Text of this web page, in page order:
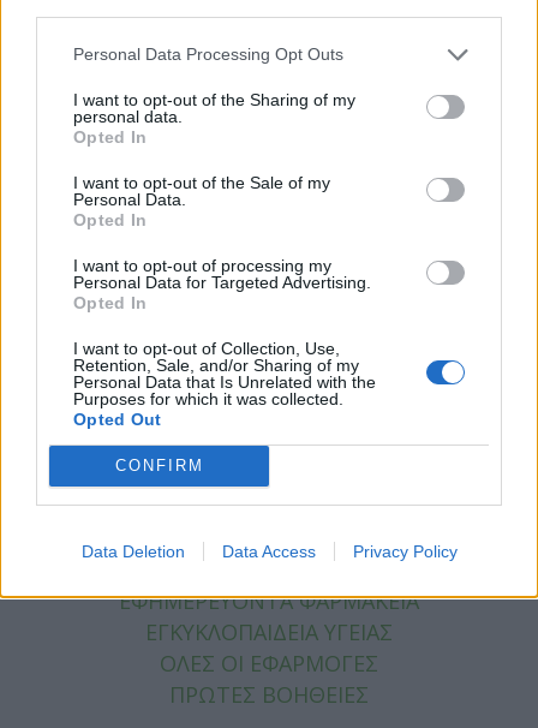
Personal Data Processing Opt Outs
I want to opt-out of the Sharing of my
personal data.
Opted In
I want to opt-out of the Sale of my
Personal Data.
Opted In
I want to opt-out of processing my
Personal Data for Targeted Advertising.
Opted In
I want to opt-out of Collection, Use,
Retention, Sale, and/or Sharing of my
Personal Data that Is Unrelated with the
Purposes for which it was collected.
Opted Out
CONFIRM
Data Deletion Data Access Privacy Policy
Tags:ΒΙΑ,ΝΟΣΗΛΕΥΤΗΣ
ΕΙΔΗΣΕΙΣ
ΠΑΙΔΙ
ΨΥΧΙΚΗ ΥΓΕΙΑ
ΕΠΙΧΕΙΡΕΙΝ
TIPS
HEALTH TALKS
ΕΦΗΜΕΡΕΥΟΝΤΑ ΝΟΣΟΚΟΜΕΙΑ
ΕΦΗΜΕΡΕΥΟΝΤΑ ΦΑΡΜΑΚΕΙΑ
ΕΓΚΥΚΛΟΠΑΙΔΕΙΑ ΥΓΕΙΑΣ
ΟΛΕΣ ΟΙ ΕΦΑΡΜΟΓΕΣ
ΠΡΩΤΕΣ ΒΟΗΘΕΙΕΣ